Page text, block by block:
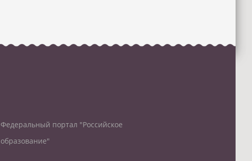
Федеральный портал "Российское
образование"